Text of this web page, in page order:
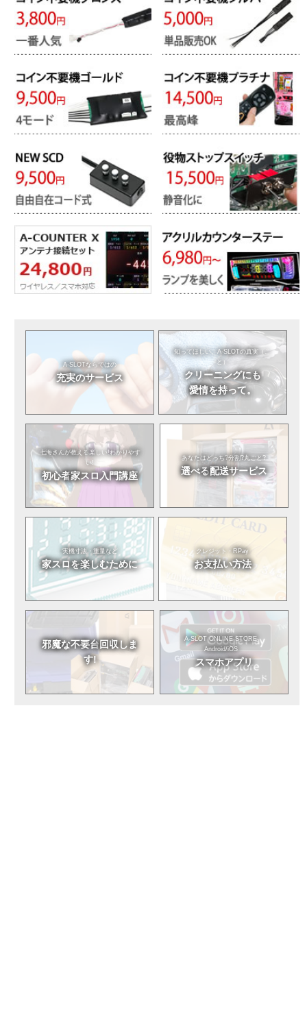
A-SLOTならではの
充実のサービス
知ってほしい。A-SLOTの真実（こ
と）
クリーニングにも
愛情を持って。
七海さんが教える楽しい!わかりやす
い!
初心者家スロ入門講座
あなたはどっち?分割?丸ごと?
選べる配送サービス
実機寸法・重量など
家スロを楽しむために
クレジット・RPay
お支払い方法
邪魔な不要台回収しま
す!
A-SLOT ONLINE STORE
Android/iOS
スマホアプリ